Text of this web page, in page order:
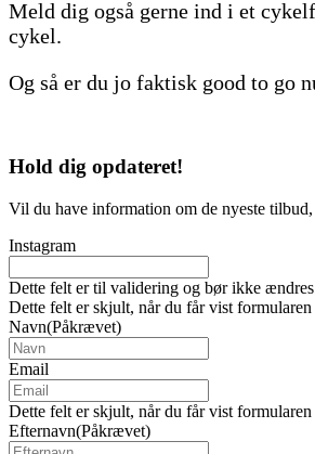
Meld dig også gerne ind i et
cykel.
Og så er du jo faktisk good to go
Hold dig opdateret!
Vil du have information om de nyeste
Instagram
Dette felt er til validering og bør ikke
Dette felt er skjult, når du får vist formularen
Navn(Påkrævet)
Email
Dette felt er skjult, når du får vist formularen
Efternavn(Påkrævet)